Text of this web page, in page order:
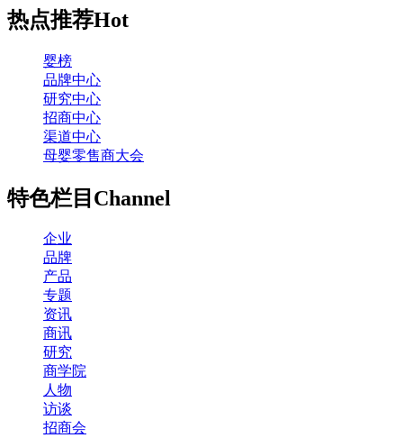
热点推荐Hot
婴榜
品牌中心
研究中心
招商中心
渠道中心
母婴零售商大会
特色栏目 Channel
企业
品牌
产品
专题
资讯
商讯
研究
商学院
人物
访谈
招商会